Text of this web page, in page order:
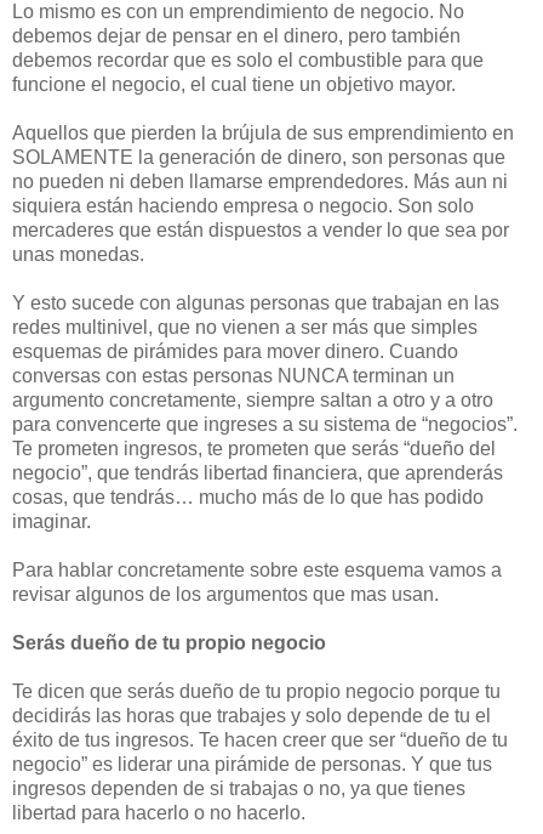
Lo mismo es con un emprendimiento de negocio. No
debemos dejar de pensar en el dinero, pero también
debemos recordar que es solo el combustible para que
funcione el negocio, el cual tiene un objetivo mayor.
Aquellos que pierden la brújula de sus emprendimiento en
SOLAMENTE la generación de dinero, son personas que
no pueden ni deben llamarse emprendedores. Más aun ni
siquiera están haciendo empresa o negocio. Son solo
mercaderes que están dispuestos a vender lo que sea por
unas monedas.
Y esto sucede con algunas personas que trabajan en las
redes multinivel, que no vienen a ser más que simples
esquemas de pirámides para mover dinero. Cuando
conversas con estas personas NUNCA terminan un
argumento concretamente, siempre saltan a otro y a otro
para convencerte que ingreses a su sistema de “negocios”.
Te prometen ingresos, te prometen que serás “dueño del
negocio”, que tendrás libertad financiera, que aprenderás
cosas, que tendrás… mucho más de lo que has podido
imaginar.
Para hablar concretamente sobre este esquema vamos a
revisar algunos de los argumentos que mas usan.
Serás dueño de tu propio negocio
Te dicen que serás dueño de tu propio negocio porque tu
decidirás las horas que trabajes y solo depende de tu el
éxito de tus ingresos. Te hacen creer que ser “dueño de tu
negocio” es liderar una pirámide de personas. Y que tus
ingresos dependen de si trabajas o no, ya que tienes
libertad para hacerlo o no hacerlo.